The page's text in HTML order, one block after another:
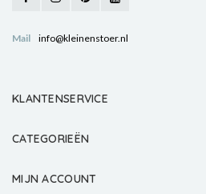
Mail info@kleinenstoer.nl
KLANTENSERVICE
CATEGORIEËN
MIJN ACCOUNT